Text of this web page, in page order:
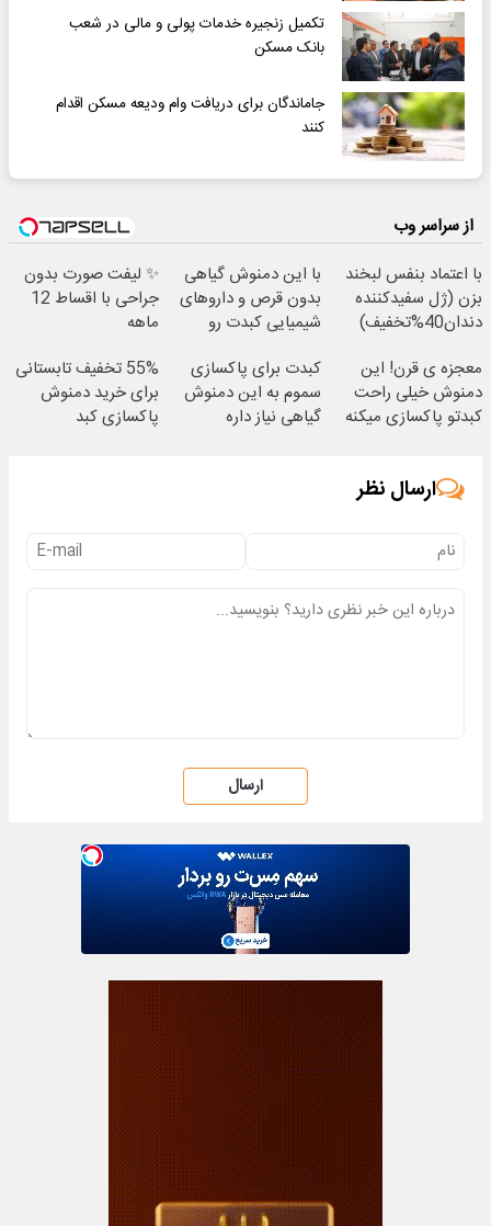
تکمیل زنجیره خدمات پولی و مالی در شعب
بانک مسکن
جاماندگان برای دریافت وام ودیعه مسکن اقدام
کنند
از سراسر وب
با اعتماد بنفس لبخند
بزن (ژل سفیدکننده
دندان40%تخفیف)
با این دمنوش گیاهی
بدون قرص و داروهای
شیمیایی کبدت رو
✨ لیفت صورت بدون
جراحی با اقساط 12
ماهه
معجزه ی قرن! این
دمنوش خیلی راحت
کبدتو پاکسازی میکنه
کبدت برای پاکسازی
سموم به این دمنوش
گیاهی نیاز داره
55% تخفیف تابستانی
برای خرید دمنوش
پاکسازی کبد
ارسال نظر
ارسال